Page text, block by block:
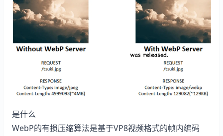
是什么
WebP的有损压缩算法是基于VP8视频格式的帧内编码